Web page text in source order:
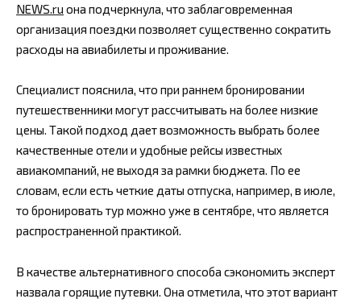
NEWS.ru она подчеркнула, что заблаговременная
организация поездки позволяет существенно сократить
расходы на авиабилеты и проживание.
Специалист пояснила, что при раннем бронировании
путешественники могут рассчитывать на более низкие
цены. Такой подход дает возможность выбрать более
качественные отели и удобные рейсы известных
авиакомпаний, не выходя за рамки бюджета. По ее
словам, если есть четкие даты отпуска, например, в июле,
то бронировать тур можно уже в сентябре, что является
распространенной практикой.
В качестве альтернативного способа сэкономить эксперт
назвала горящие путевки. Она отметила, что этот вариант